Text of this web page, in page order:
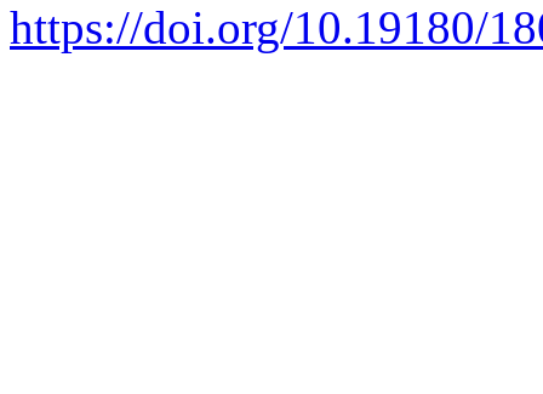
https://doi.org/10.19180/